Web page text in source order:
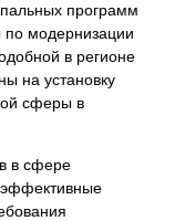
программ
по модернизации
в регионе
на установку
сферы в
в сфере